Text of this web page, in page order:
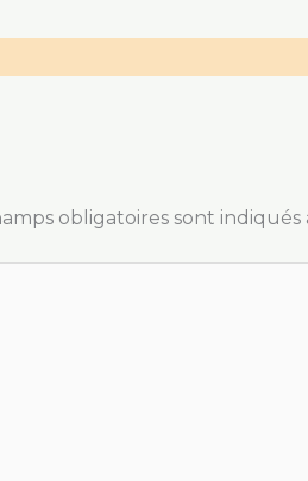
obligatoires sont indiqués